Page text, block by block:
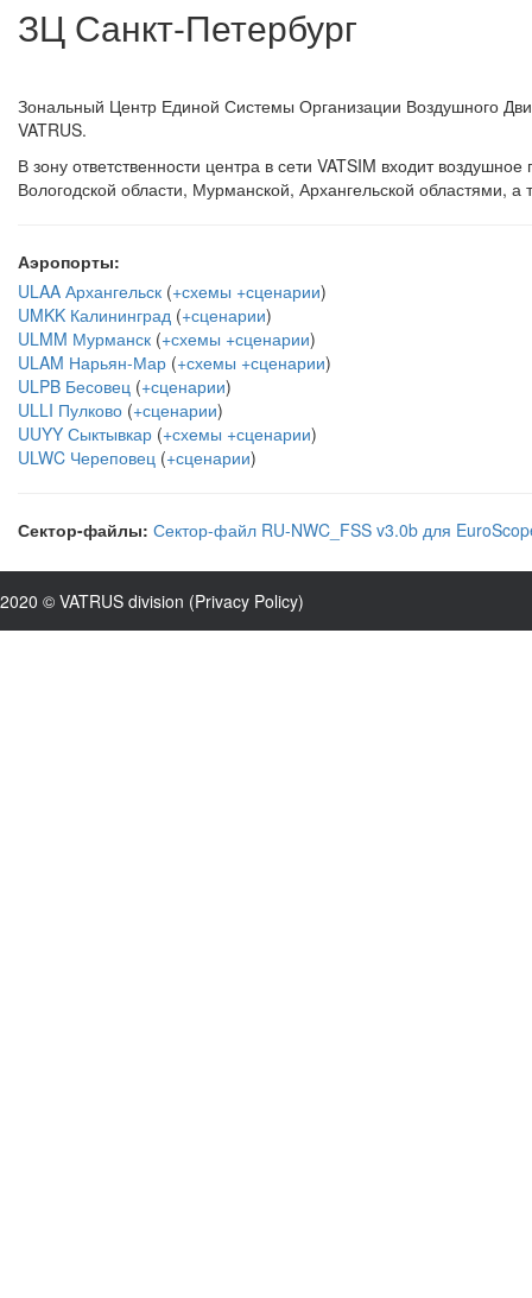
ЗЦ Санкт-Петербург
Зональный Центр Единой Системы Организации Воздушного
VATRUS.
В зону ответственности центра в сети VATSIM входит
Вологодской области, Мурманской, Архангельской областями,
Аэропорты:
ULAA Архангельск (+схемы +сценарии)
UMKK Калининград (+сценарии)
ULMM Мурманск (+схемы +сценарии)
ULAM Нарьян-Мар (+схемы +сценарии)
ULPB Бесовец (+сценарии)
ULLI Пулково (+сценарии)
UUYY Сыктывкар (+схемы +сценарии)
ULWC Череповец (+сценарии)
Сектор-файлы: Сектор-файл RU-NWC_FSS v3.0b для
2020 © VATRUS division (Privacy Policy)